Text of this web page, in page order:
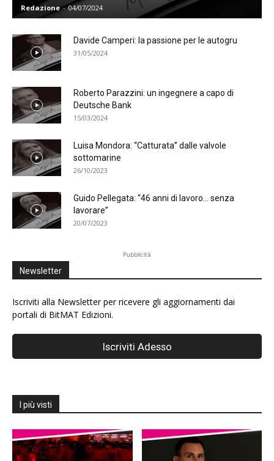
Redazione - 04/07/2024
Davide Camperi: la passione per le autogru
31/05/2024
Roberto Parazzini: un ingegnere a capo di
Deutsche Bank
15/03/2024
Luisa Mondora: “Catturata” dalle valvole
sottomarine
26/10/2023
Guido Pellegata: “46 anni di lavoro… senza
lavorare”
20/07/2023
Pubblicità
Newsletter
Iscriviti alla Newsletter per ricevere gli aggiornamenti dai
portali di BitMAT Edizioni.
I più visti